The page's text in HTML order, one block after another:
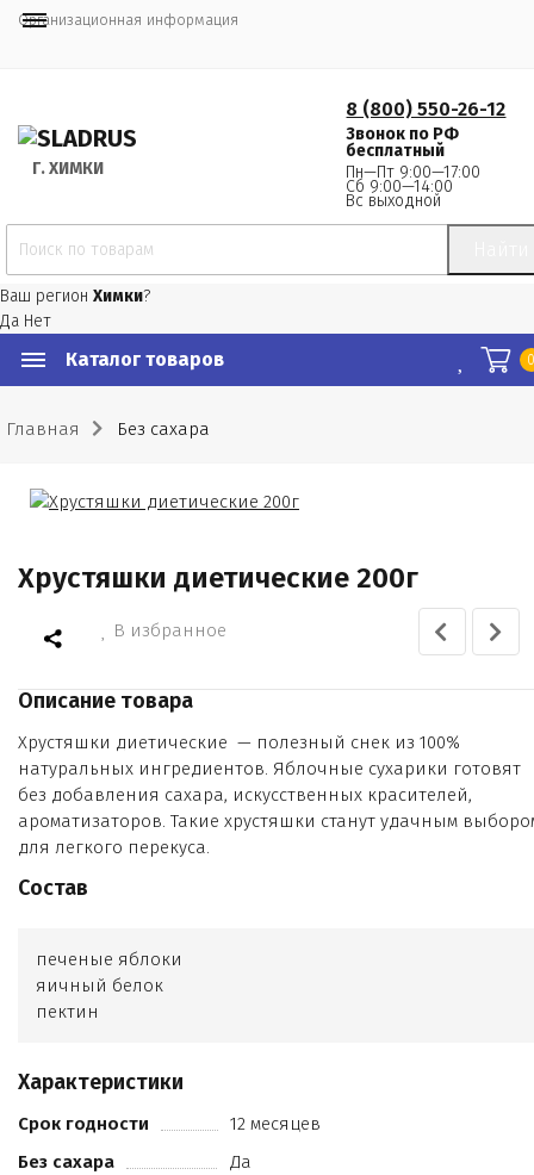
Организационная информация
Г. ХИМКИ
8 (800) 550-26-12
Звонок по РФ
бесплатный
Пн—Пт 9:00—17:00
Сб 9:00—14:00
Вс выходной
Ваш регион Химки?
Да Нет
Каталог товаров
Главная Без сахара
Хрустяшки диетические 200г
В избранное
Описание товара
Хрустяшки диетические — полезный снек из 100%
натуральных ингредиентов. Яблочные сухарики готовят
без добавления сахара, искусственных красителей,
ароматизаторов. Такие хрустяшки станут удачным
для легкого перекуса.
Состав
печеные яблоки
яичный белок
пектин
Характеристики
Срок годности
12 месяцев
Без сахара
Да